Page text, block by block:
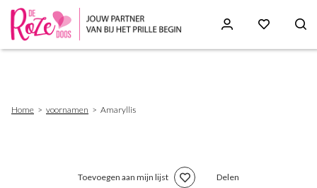
Home voornamen Amaryllis
Toevoegen aan mijn lijst Delen